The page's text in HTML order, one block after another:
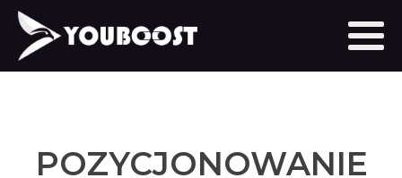
POZYCJONOWANIE